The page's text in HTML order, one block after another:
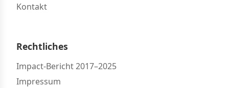
Kontakt
Rechtliches
Impact-Bericht 2017–2025
Impressum